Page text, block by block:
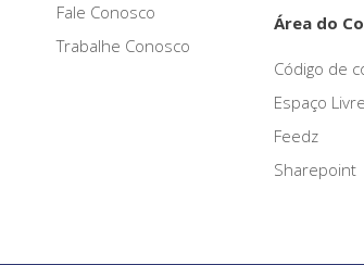
Fale Conosco
Trabalhe Conosco
Área do
Código de
Espaço Livre
Feedz
Sharepoint